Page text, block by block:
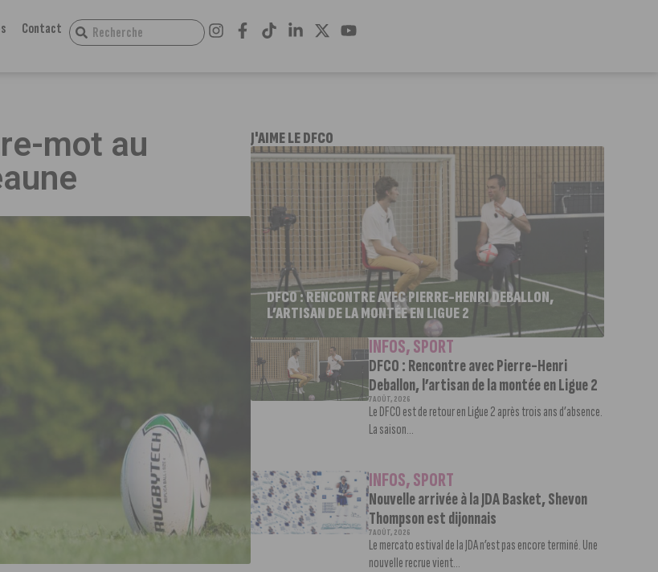
Contact
mot au
J'AIME LE DFCO
DFCO : RENCONTRE AVEC PIERRE-HENRI DEBALLON,
L’ARTISAN DE LA MONTÉE EN LIGUE 2
INFOS,SPORT
DFCO : Rencontre avec Pierre-Henri
Deballon, l’artisan de la montée en Ligue 2
7 AOÛT, 2026
Le DFCO est de retour en Ligue 2 après trois ans d’absence.
La saison...
INFOS,SPORT
Nouvelle arrivée à la JDA Basket, Shevon
Thompson est dijonnais
7 AOÛT, 2026
Le mercato estival de la JDA n’est pas encore terminé. Une
nouvelle recrue vient...